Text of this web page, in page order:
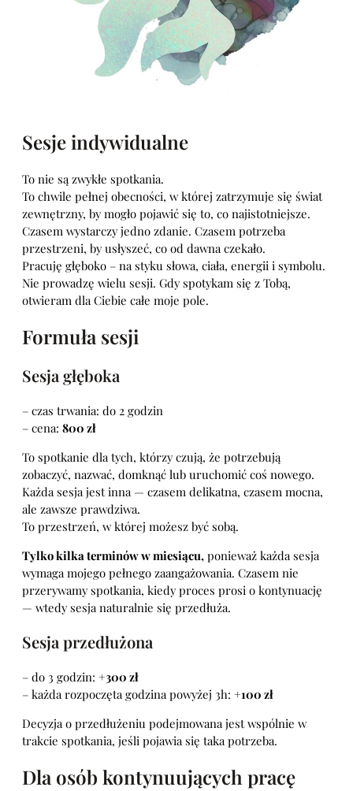
Sesje indywidualne
To nie są zwykłe spotkania.
To chwile pełnej obecności, w której zatrzymuje się świat
zewnętrzny, by mogło pojawić się to, co najistotniejsze.
Czasem wystarczy jedno zdanie. Czasem potrzeba
przestrzeni, by usłyszeć, co od dawna czekało.
Pracuję głęboko – na styku słowa, ciała, energii i symbolu.
Nie prowadzę wielu sesji. Gdy spotykam się z Tobą,
otwieram dla Ciebie całe moje pole.
Formuła sesji
Sesja głęboka
– czas trwania: do 2 godzin
– cena: 800 zł
To spotkanie dla tych, którzy czują, że potrzebują
zobaczyć, nazwać, domknąć lub uruchomić coś nowego.
Każda sesja jest inna — czasem delikatna, czasem mocna,
ale zawsze prawdziwa.
To przestrzeń, w której możesz być sobą.
Tylko kilka terminów w miesiącu, ponieważ każda sesja
wymaga mojego pełnego zaangażowania. Czasem nie
przerywamy spotkania, kiedy proces prosi o kontynuację
— wtedy sesja naturalnie się przedłuża.
Sesja przedłużona
– do 3 godzin: +300 zł
– każda rozpoczęta godzina powyżej 3h: +100 zł
Decyzja o przedłużeniu podejmowana jest wspólnie w
trakcie spotkania, jeśli pojawia się taka potrzeba.
Dla osób kontynuujących pracę